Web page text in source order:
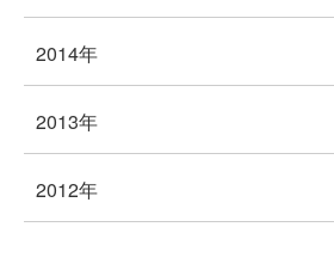
2014年
2013年
2012年